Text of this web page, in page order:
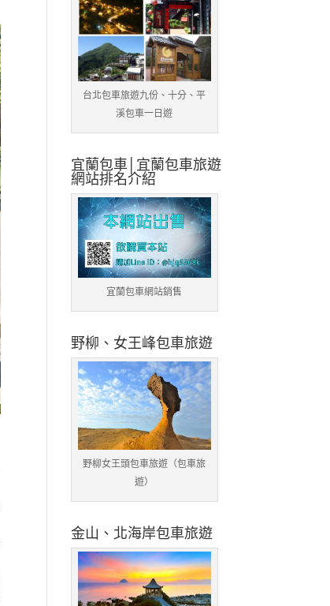
台北包車旅遊九份、十分、平
溪包車一日遊
宜蘭包車│宜蘭包車旅遊
網站排名介紹
宜蘭包車網站銷售
野柳、女王峰包車旅遊
野柳女王頭包車旅遊（包車旅
遊）
金山、北海岸包車旅遊